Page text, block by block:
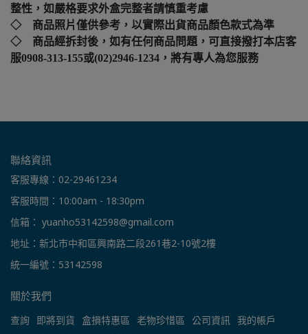
整性，如嚴格要求外盒完整者請慎重考慮
◇ 商品照片僅供參考，以實際出貨商品顏色款式為準
◇ 商品經拆封後，如有任何商品問題，可直接撥打本店客
服0908-313-155或(02)2946-1234，將有專人為您服務
聯絡資訊
客服專線：02-29461234
客服時間：10:00am - 18:30pm
信箱： yuanho53142598@gmail.com
地址：新北市中和區興南路二段261巷2-10號2樓
統一編號：53142598
關於我們
查詢 即將到貨 盒損特惠區 老物珍惜區 公司資訊 我的帳戶